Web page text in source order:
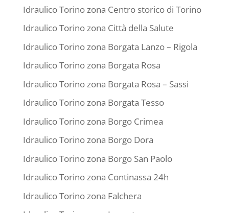
Idraulico Torino zona Centro storico di Torino
Idraulico Torino zona Città della Salute
Idraulico Torino zona Borgata Lanzo – Rigola
Idraulico Torino zona Borgata Rosa
Idraulico Torino zona Borgata Rosa – Sassi
Idraulico Torino zona Borgata Tesso
Idraulico Torino zona Borgo Crimea
Idraulico Torino zona Borgo Dora
Idraulico Torino zona Borgo San Paolo
Idraulico Torino zona Continassa 24h
Idraulico Torino zona Falchera